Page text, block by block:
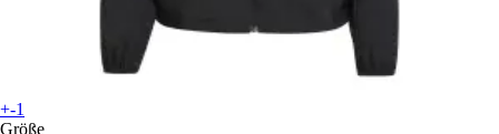
+-1
Größe